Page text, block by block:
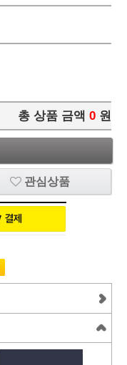
총 상품 금액 0 원
관심상품